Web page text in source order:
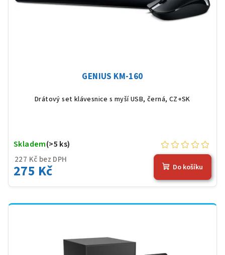
GENIUS KM-160
Drátový set klávesnice s myší USB, černá, CZ+SK
227 Kč bez DPH
275 Kč
Skladem(>5 ks)
Do košíku